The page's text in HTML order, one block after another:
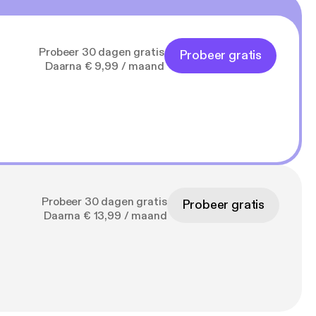
Probeer 30 dagen gratis
Daarna € 9,99 / maand
Probeer gratis
Probeer 30 dagen gratis
Daarna € 13,99 / maand
Probeer gratis